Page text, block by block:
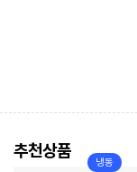
추천상품
냉동